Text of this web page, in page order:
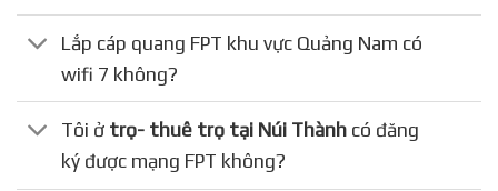
Lắp cáp quang FPT khu vực Quảng Nam có
wifi 7 không?
Tôi ở trọ- thuê trọ tại Núi Thành có đăng
ký được mạng FPT không?